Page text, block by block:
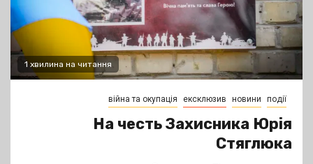
1 хвилина на читання
війна та окупація ексклюзив новини події
На честь Захисника Юрія
Стяглюка